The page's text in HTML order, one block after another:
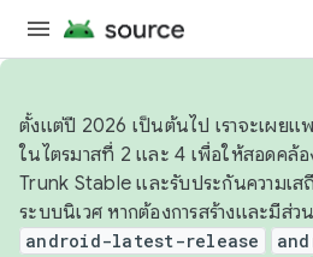
ตั้งแต่ปี 2026 เป็นต้นไป เราจะเผยแ
ในไตรมาสที่ 2 และ 4 เพื่อให้สอดคล้
Trunk Stable และรับประกันความเ
ระบบนิเวศ หากต้องการสร้างและมีส่ว
android-latest-release